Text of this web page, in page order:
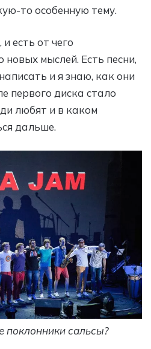
то особенную тему.
, и есть от чего
мыслей. Есть песни,
и я знаю, как они
первого диска стало
любят и в каком
дальше.
поклонники сальсы?